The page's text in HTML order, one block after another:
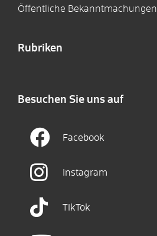
Öffentliche Bekanntmachungen
Rubriken
Besuchen Sie uns auf
Facebook
Instagram
TikTok